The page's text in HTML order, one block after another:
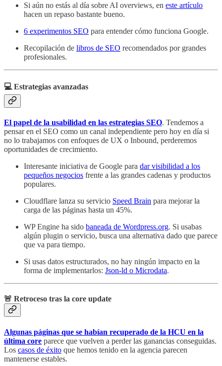
Si aún no estás al día sobre AI overviews, en este artículo
hacen un repaso bastante bueno.
6 experimentos SEO para entender cómo funciona Google.
Recopilación de libros de SEO recomendados por grandes
profesionales.
💻 Estrategias avanzadas
El papel de la usabilidad en las estrategias SEO. Tendemos a
pensar en el SEO como un canal independiente pero hoy en día si
no lo trabajamos con enfoques de UX o Inbound, perderemos
oportunidades de crecimiento.
Interesante iniciativa de Google para dar visibilidad a los
pequeños negocios frente a las grandes cadenas y productos
populares.
Cloudflare lanza su servicio Speed Brain para mejorar la
carga de las páginas hasta un 45%.
WP Engine ha sido baneada de Wordpress.org. Si usabas
algún plugin o servicio, busca una alternativa dado que parece
que va para tiempo.
Si usas datos estructurados, no hay ningún impacto en la
forma de implementarlos: Json-ld o Microdata.
🚨 Retroceso tras la core update
Algunas páginas que se habían recuperado de la HCU en la
última core parece que vuelven a perder las ganancias conseguidas.
Los casos de éxito que hemos tenido en la agencia parecen
mantenerse estables.